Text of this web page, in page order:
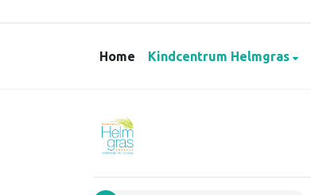
Home Kindcentrum Helmgras